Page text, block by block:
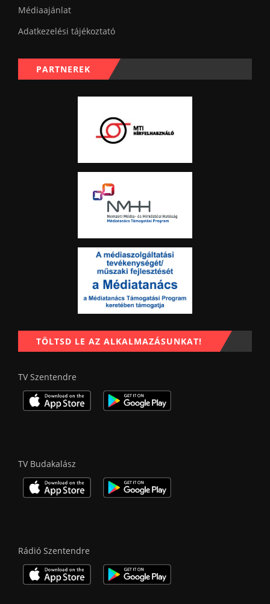
Médiaajánlat
Adatkezelési tájékoztató
PARTNEREK
TÖLTSD LE AZ ALKALMAZÁSUNKAT!
TV Szentendre
TV Budakalász
Rádió Szentendre